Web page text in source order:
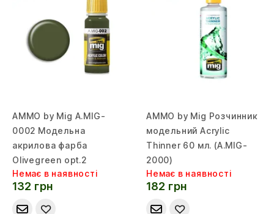
AMMO by Mig A.MIG-
0002 Модельна
акрилова фарба
Olivegreen opt.2
Немає в наявності
132 грн
AMMO by Mig Розчинник
модельний Acrylic
Thinner 60 мл. (A.MIG-
2000)
Немає в наявності
182 грн